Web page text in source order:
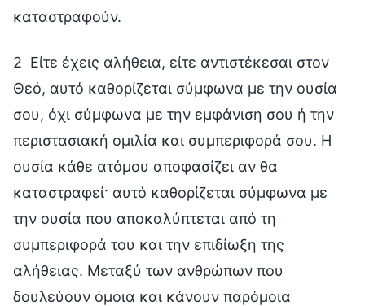
καταστραφούν.
2 Είτε έχεις αλήθεια, είτε αντιστέκεσαι στον
Θεό, αυτό καθορίζεται σύμφωνα με την ουσία
σου, όχι σύμφωνα με την εμφάνιση σου ή την
περιστασιακή ομιλία και συμπεριφορά σου. Η
ουσία κάθε ατόμου αποφασίζει αν θα
καταστραφεί· αυτό καθορίζεται σύμφωνα με
την ουσία που αποκαλύπτεται από τη
συμπεριφορά του και την επιδίωξη της
αλήθειας. Μεταξύ των ανθρώπων που
δουλεύουν όμοια και κάνουν παρόμοια